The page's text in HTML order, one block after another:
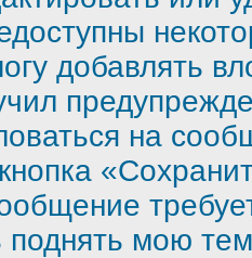
добавлять
на
поднять мою